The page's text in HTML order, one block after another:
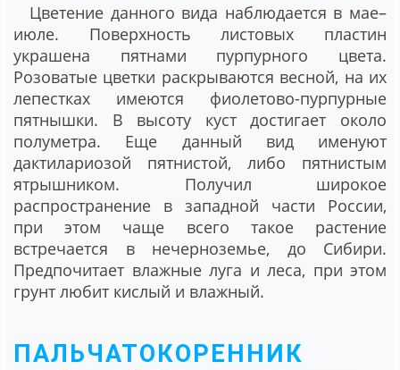
Цветение данного вида наблюдается в мае–
июле. Поверхность листовых пластин
украшена пятнами пурпурного цвета.
Розоватые цветки раскрываются весной, на их
лепестках имеются фиолетово-пурпурные
пятнышки. В высоту куст достигает около
полуметра. Еще данный вид именуют
дактилариозой пятнистой, либо пятнистым
ятрышником. Получил широкое
распространение в западной части России,
при этом чаще всего такое растение
встречается в нечерноземье, до Сибири.
Предпочитает влажные луга и леса, при этом
грунт любит кислый и влажный.
ПАЛЬЧАТОКОРЕННИК